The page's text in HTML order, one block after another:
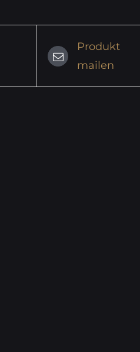
Produkt
mailen